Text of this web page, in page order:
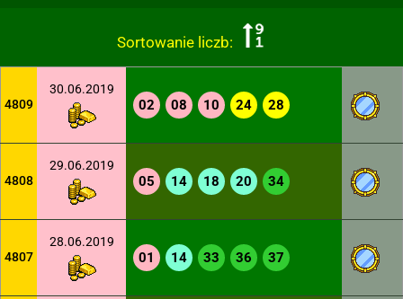
Sortowanie liczb:
4809
30.06.2019
02 08 10 24 28
4808
29.06.2019
05 14 18 20 34
4807
28.06.2019
01 14 33 36 37